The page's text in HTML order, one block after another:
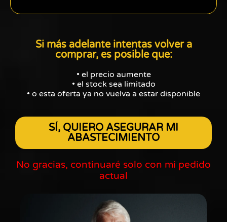
Si más adelante intentas volver a
comprar, es posible que:
• el precio aumente
• el stock sea limitado
• o esta oferta ya no vuelva a estar disponible
SÍ, QUIERO ASEGURAR MI
ABASTECIMIENTO
No gracias, continuaré solo con mi pedido
actual